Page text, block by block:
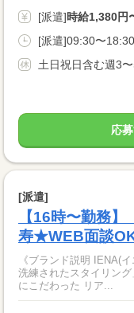
[派遣]時給1,380円
[派遣]09:30〜
土日祝日含む週3
応
[派遣]
【16時〜勤務
寿★WEB面談
《ブランド説明 IENA(
洗練されたスタイリン
にこだわった リア...